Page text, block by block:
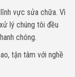
vực sửa chữa. Vì
lý chúng tôi đều
chóng.
tận tâm với nghề